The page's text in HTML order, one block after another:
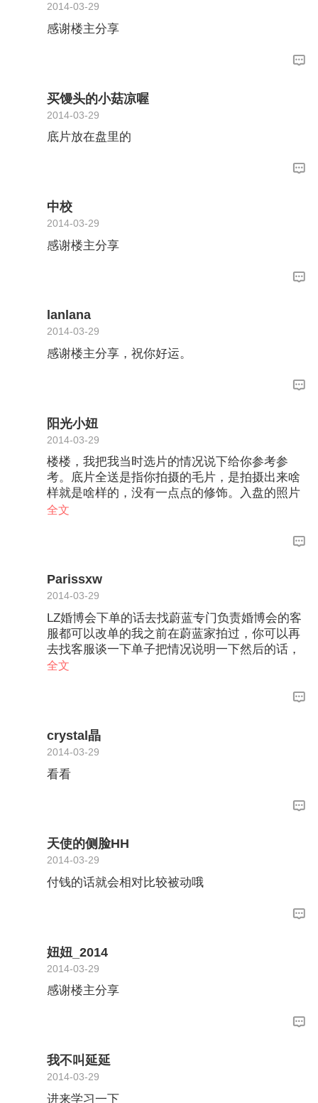
2014-03-29
感谢楼主分享
买馒头的小菇凉喔
2014-03-29
底片放在盘里的
中校
2014-03-29
感谢楼主分享
lanlana
2014-03-29
感谢楼主分享，祝你好运。
阳光小妞
2014-03-29
楼楼，我把我当时选片的情况说下给你参考参
考。底片全送是指你拍摄的毛片，是拍摄出来啥
样就是啥样的，没有一点点的修饰。入盘的照片
是精修过得，比如你选择的套餐入盘是35张那就
照片很好看后期选择入盘照片时也会花钱在买照
少张就给你免费修多少张然后全部拷贝给你呢！
不是这样的！你后期盘子里会有所有拍摄的底片
但那时毛片（没有修饰的那种)
全文
Parissxw
2014-03-29
LZ婚博会下单的话去找蔚蓝专门负责婚博会的客
服都可以改单的我之前在蔚蓝家拍过，你可以再
去找客服谈一下单子把情况说明一下然后的话，
他们家底片全送的，这点你放心好了我写过蛮多
全文
crystal晶
2014-03-29
看看
天使的侧脸HH
2014-03-29
付钱的话就会相对比较被动哦
妞妞_2014
2014-03-29
感谢楼主分享
我不叫延延
2014-03-29
进来学习一下